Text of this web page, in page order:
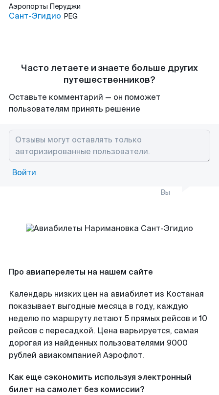
Аэропорты Перуджи
Сант-Эгидио PEG
Часто летаете и знаете больше других
путешественников?
Оставьте комментарий — он поможет
пользователям принять решение
Войти
Вы
Про авиаперелеты на нашем сайте
Календарь низких цен на авиабилет из Костаная
показывает выгодные месяца в году, каждую
неделю по маршруту летают 5 прямых рейсов и 10
рейсов с пересадкой. Цена варьируется, самая
дорогая из найденных пользователями 9000
рублей авиакомпанией Аэрофлот.
Как еще сэкономить используя электронный
билет на самолет без комиссии?